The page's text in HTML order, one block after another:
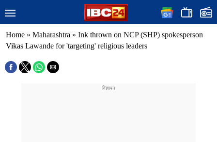
Home » Maharashtra » Ink thrown on NCP (SHP) spokesperson
Vikas Lawande for 'targeting' religious leaders